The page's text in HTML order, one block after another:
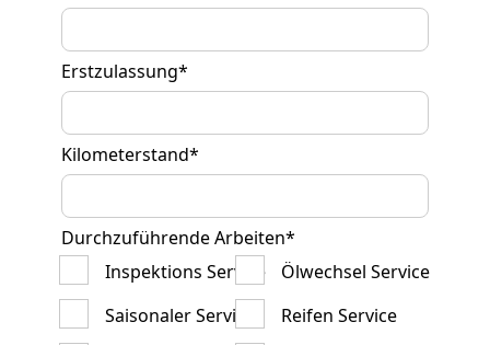
Erstzulassung*
Kilometerstand*
Durchzuführende Arbeiten*
Inspektions Service
Ölwechsel Service
Saisonaler Service
Reifen Service